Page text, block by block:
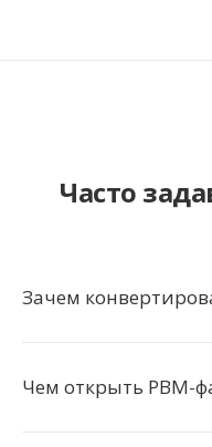
Часто
Зачем
Чем открыть PBM-